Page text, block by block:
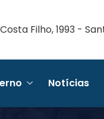
Filho, 1993 -
Notícias